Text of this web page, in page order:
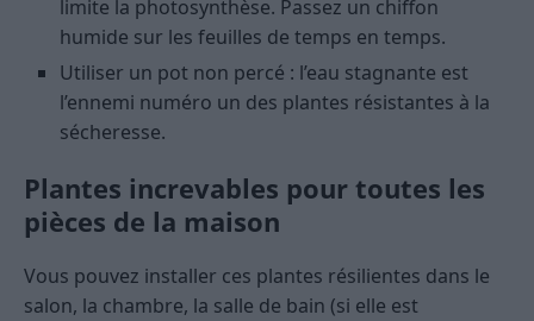
limite la photosynthèse. Passez un chiffon
humide sur les feuilles de temps en temps.
Utiliser un pot non percé : l’eau stagnante est
l’ennemi numéro un des plantes résistantes à la
sécheresse.
Plantes increvables pour toutes les
pièces de la maison
Vous pouvez installer ces plantes résilientes dans le
salon, la chambre, la salle de bain (si elle est